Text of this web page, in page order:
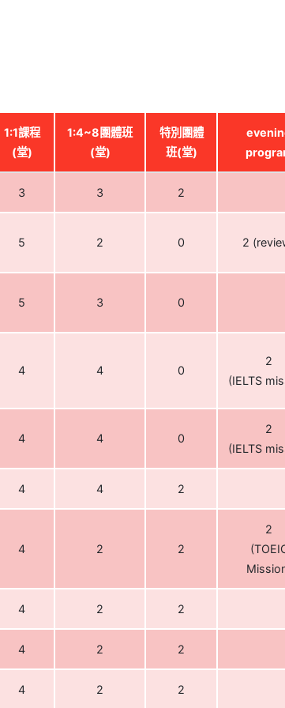
1:1課程
(堂)
1:4~8團體班
(堂)
特別團體
班(堂)
3 3 2
5 2 0 2
5 3 0
4 4 0
2
(IELTS
4 4 0
2
(IELTS
4 4 2
4 2 2
2
4 2 2
4 2 2
4 2 2